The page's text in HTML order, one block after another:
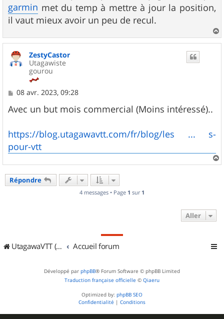
garmin met du temp à mettre à jour la position,
il vaut mieux avoir un peu de recul.
a
ZestyCastor
Utagawiste
gourou
M
s
s
g
e
08 avr. 2023, 09:28
Avec un but mois commercial (Moins intéressé)..
https://blog.utagawavtt.com/fr/blog/les ... s-
pour-vtt
a
Répondre
4 messages • Page 1 sur 1
Aller
UtagawaVTT (Randos VTT et VTTAE avec traces GPS) Accueil forum
Développé par phpBB® Forum Software © phpBB Limited
Traduction française officielle © Qiaeru
Optimized by: phpBB SEO
Confidentialité | Conditions